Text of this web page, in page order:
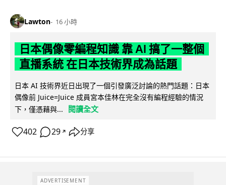
Lawton 16 小時
日本偶像零編程知識 靠 AI 搞了一整個
直播系統 在日本技術界成為話題
日本 AI 技術界近日出現了一個引發廣泛討論的熱門話題：日本
偶像前 Juice=Juice 成員宮本佳林在完全沒有編程經驗的情況
下，僅憑藉與...
閱讀全文
402 29 ↗ 分享
ADVERTISEMENT